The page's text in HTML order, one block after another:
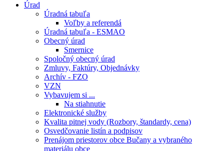
Úrad
Úradná tabuľa
Voľby a referendá
Úradná tabuľa - ESMAO
Obecný úrad
Smernice
Spoločný obecný úrad
Zmluvy, Faktúry, Objednávky
Archív - FZO
VZN
Vybavujem si ...
Na stiahnutie
Elektronické služby
Kvalita pitnej vody (Rozbory, štandardy, cena)
Osvedčovanie listín a podpisov
Prenájom priestorov obce Bučany a vybraného
materiálu obce